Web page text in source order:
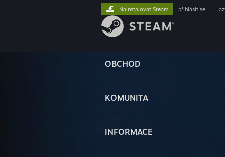
OBCHOD
KOMUNITA
INFORMACE
Nainstalovat Steam přihlásit se